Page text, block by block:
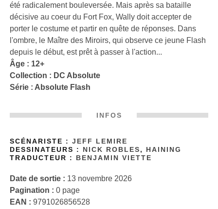
été radicalement bouleversée. Mais après sa bataille
décisive au coeur du Fort Fox, Wally doit accepter de
porter le costume et partir en quête de réponses. Dans
l'ombre, le Maître des Miroirs, qui observe ce jeune Flash
depuis le début, est prêt à passer à l'action...
Âge : 12+
Collection : DC Absolute
Série : Absolute Flash
INFOS
SCÉNARISTE : JEFF LEMIRE
DESSINATEURS :
NICK ROBLES ,
HAINING
TRADUCTEUR :
BENJAMIN VIETTE
Date de sortie : 13 novembre 2026
Pagination : 0 page
EAN : 9791026856528